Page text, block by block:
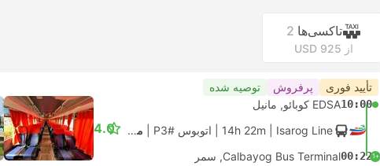
تاکسی‌ها 2
از USD 925
تأیید فوری پرفروش توصیه شده
10:00EDSA کوبائو, مانیل
14h 22m | Isarog Line اتوبوس #P3 معمولی
+1
00:22Calbayog Bus Terminal, سمر
4.0